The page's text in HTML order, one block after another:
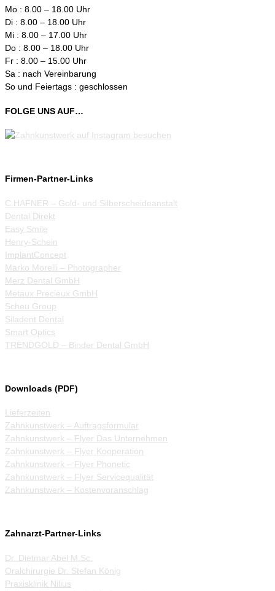
Mo : 8.00 – 18.00 Uhr
Di : 8.00 – 18.00 Uhr
Mi : 8.00 – 17.00 Uhr
Do : 8.00 – 18.00 Uhr
Fr : 8.00 – 15.00 Uhr
Sa : nach Vereinbarung
So und Feiertags : geschlossen
FOLGE UNS AUF…
Firmen-Partner-Links
C.HAFNER – Gold- und Silberscheideanstalt
Dental Direkt
Easy Smile
Henry-Schein
ImplantConcept
Marko Morelli – Photographer
Merz Dental GmbH
Metaux Precieux GmbH
Scheu Group
Siladent Dental
Smart Optics
TRENDGOLD – Binder Dental GmbH
Downloads (PDF)
Lieferzeiten
Zahnkunstwerk – Auftragsformular
Zahnkunstwerk – Flyer Das Unternehmen
Zahnkunstwerk – Flyer Kooperation
Zahnkunstwerk – Flyer Phonetic
Zahnkunstwerk – Flyer Servicequalität
Zahnkunstwerk – Kostenvoranschlag
Zahnarzt-Partner-Links
Dr. Dietmar Abel M.Sc.
Oralchirurgie Dr. Stefan König
Praxisklinik Nilius